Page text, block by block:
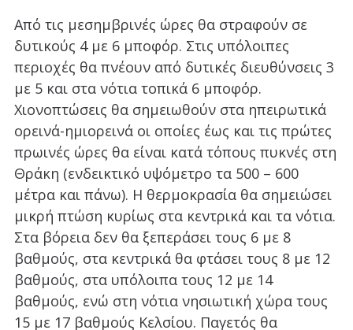
Από τις μεσημβρινές ώρες θα στραφούν σε
δυτικούς 4 με 6 μποφόρ. Στις υπόλοιπες
περιοχές θα πνέουν από δυτικές διευθύνσεις 3
με 5 και στα νότια τοπικά 6 μποφόρ.
Χιονοπτώσεις θα σημειωθούν στα ηπειρωτικά
ορεινά-ημιορεινά οι οποίες έως και τις πρώτες
πρωινές ώρες θα είναι κατά τόπους πυκνές στη
Θράκη (ενδεικτικό υψόμετρο τα 500 – 600
μέτρα και πάνω). Η θερμοκρασία θα σημειώσει
μικρή πτώση κυρίως στα κεντρικά και τα νότια.
Στα βόρεια δεν θα ξεπεράσει τους 6 με 8
βαθμούς, στα κεντρικά θα φτάσει τους 8 με 12
βαθμούς, στα υπόλοιπα τους 12 με 14
βαθμούς, ενώ στη νότια νησιωτική χώρα τους
15 με 17 βαθμούς Κελσίου. Παγετός θα